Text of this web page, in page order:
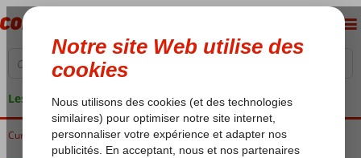
Les garanties de vacances
Curaçao Willemstad Mangrove Beach Corendon, Curio by Hilton